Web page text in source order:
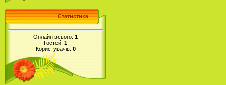
Статистика
Онлайн всього: 1
Гостей: 1
Користувачів: 0